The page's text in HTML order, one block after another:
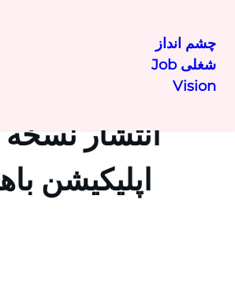
رفتن
چشم انداز
شغلی Job
Vision
انتشار
اپلیکیشن